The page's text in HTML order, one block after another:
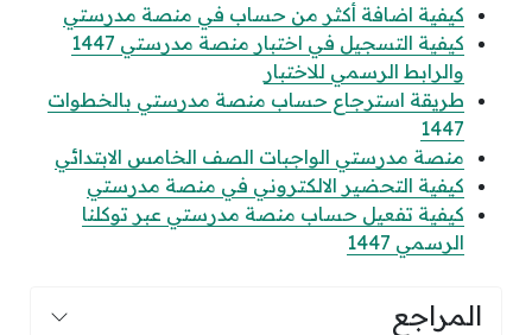
كيفية اضافة أكثر من حساب في منصة مدرستي
كيفية التسجيل في اختبار منصة مدرستي 1447
والرابط الرسمي للاختبار
طريقة استرجاع حساب منصة مدرستي بالخطوات
1447
منصة مدرستي الواجبات الصف الخامس الابتدائي
كيفية التحضير الالكتروني في منصة مدرستي
كيفية تفعيل حساب منصة مدرستي عبر توكلنا
الرسمي 1447
المراجع